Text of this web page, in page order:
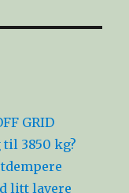
GRID
3850 kg?
litt lavere